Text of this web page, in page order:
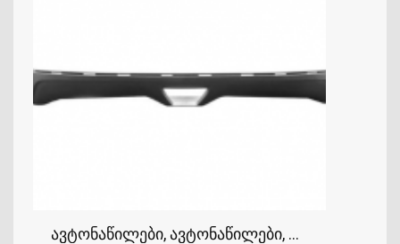
ავტონაწილები, ავტონაწილები, CHEVROLET